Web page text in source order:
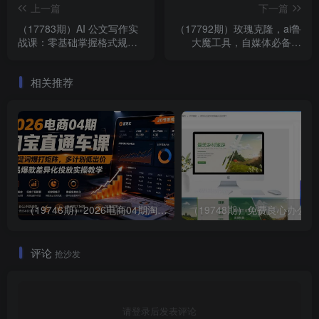
上一篇
（17783期）AI 公文写作实
战课：零基础掌握格式规范
下一篇
（17792期）玫瑰克隆，ai鲁
大魔工具，自媒体必备神
相关推荐
（19746期）2026电商04期淘宝直通车课｜关键词爆打矩阵，多计划低出价，新品爆款差异化投放实操教学
评论 抢沙发
请登录后发表评论